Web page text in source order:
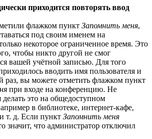
приходится повторять ввод
флажком пункт Запомнить меня,
под своим именем на
некоторое ограниченное время. Это
чтобы никто другой не смог
вашей учётной записью. Для того
вводить имя пользователя и
раз, вы можете отметить флажком пункт
при входе на конференцию. Не
делать это на общедоступном
в библиотеке, интернет-кафе,
т. д. Если пункт Запомнить меня
значит, что администратор отключил